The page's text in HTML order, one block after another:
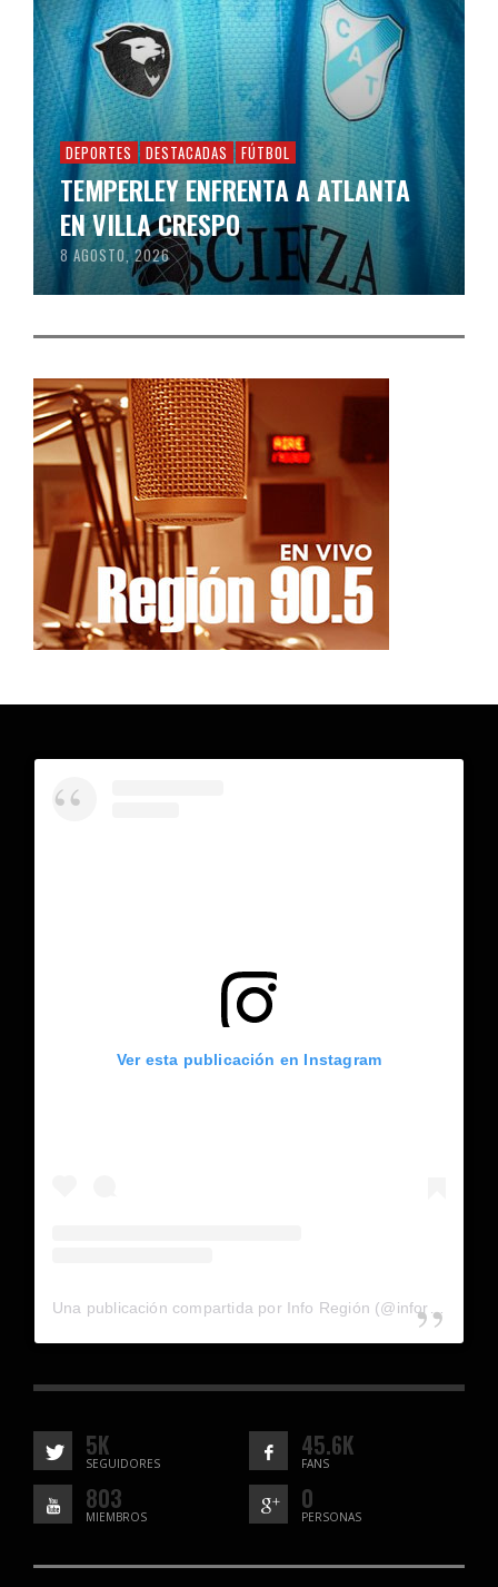
DEPORTES DESTACADAS FÚTBOL
TEMPERLEY ENFRENTA A ATLANTA
EN VILLA CRESPO
8 AGOSTO, 2026
Ver esta publicación en Instagram
5K
SEGUIDORES
45.6K
FANS
803
MIEMBROS
0
PERSONAS